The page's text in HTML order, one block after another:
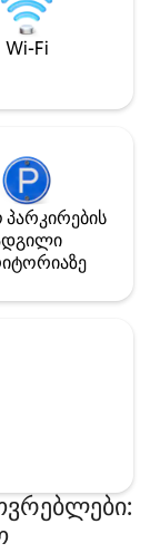
საცურაო აუზი,
რესტორნები,
Wi-Fi